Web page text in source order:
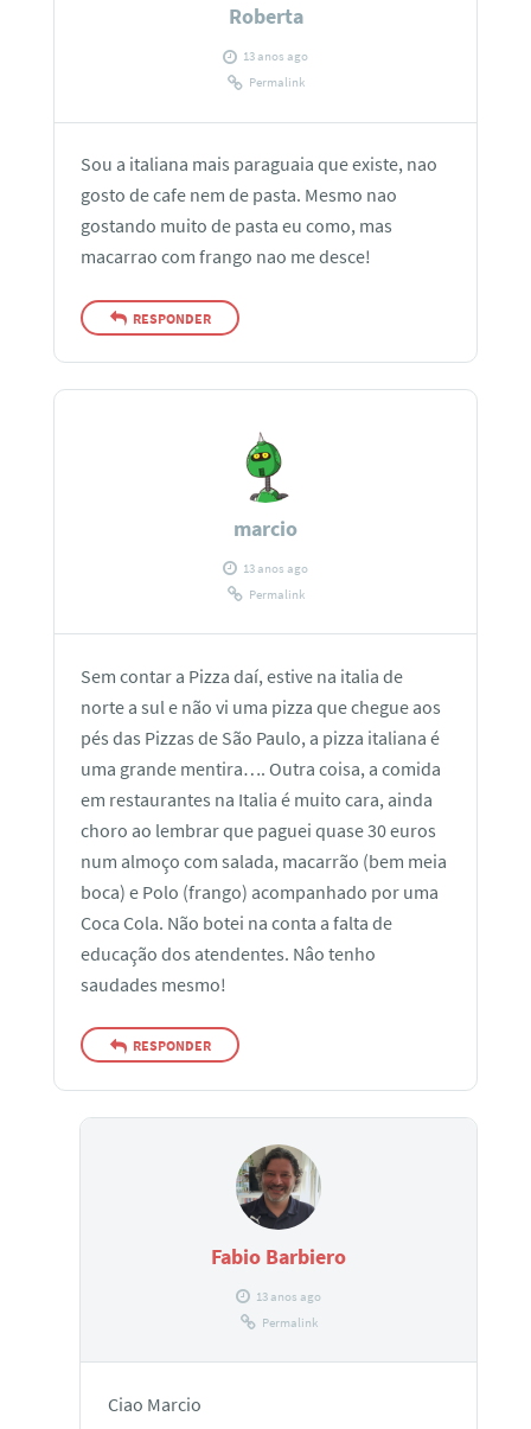
Roberta
13 anos ago
Permalink
Sou a italiana mais paraguaia que existe, nao
gosto de cafe nem de pasta. Mesmo nao
gostando muito de pasta eu como, mas
macarrao com frango nao me desce!
RESPONDER
marcio
13 anos ago
Permalink
Sem contar a Pizza daí, estive na italia de
norte a sul e não vi uma pizza que chegue aos
pés das Pizzas de São Paulo, a pizza italiana é
uma grande mentira…. Outra coisa, a comida
em restaurantes na Italia é muito cara, ainda
choro ao lembrar que paguei quase 30 euros
num almoço com salada, macarrão (bem meia
boca) e Polo (frango) acompanhado por uma
Coca Cola. Não botei na conta a falta de
educação dos atendentes. Nâo tenho
saudades mesmo!
RESPONDER
Fabio Barbiero
13 anos ago
Permalink
Ciao Marcio